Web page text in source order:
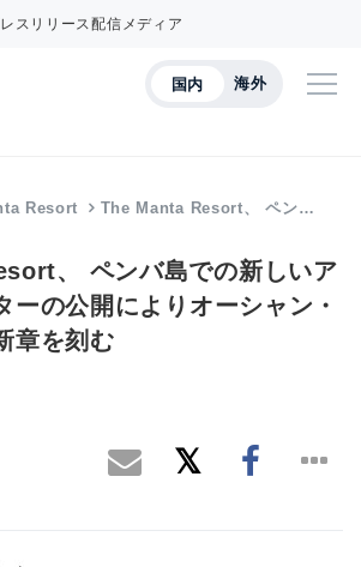
スリリース配信メディア
国内 海外
Resort The Manta Resort、 ペン…
、 ペンバ島での新しいア
ーの公開によりオーシャン・
章を刻む